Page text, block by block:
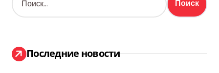
а
:
Последние новости